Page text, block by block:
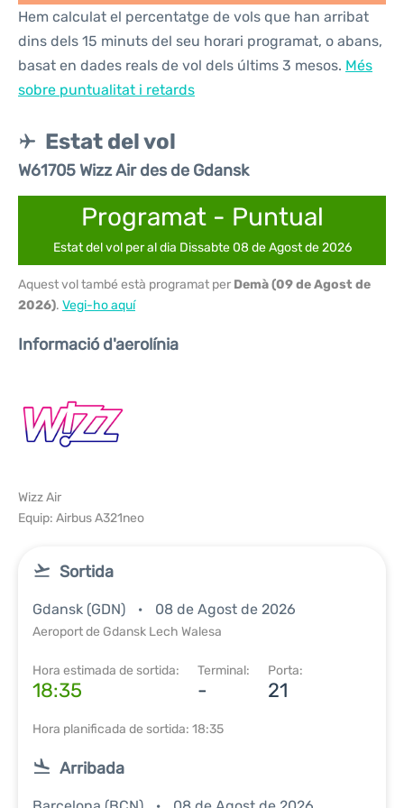
Hem calculat el percentatge de vols que han arribat
dins dels 15 minuts del seu horari programat, o abans,
basat en dades reals de vol dels últims 3 mesos. Més
sobre puntualitat i retards
Estat del vol
W61705 Wizz Air des de Gdansk
Programat - Puntual
Estat del vol per al dia Dissabte 08 de Agost de 2026
Aquest vol també està programat per Demà (09 de Agost de
2026). Vegi-ho aquí
Informació d'aerolínia
Wizz Air
Equip: Airbus A321neo
Sortida
Gdansk (GDN) 08 de Agost de 2026
Aeroport de Gdansk Lech Walesa
Hora estimada de sortida:
18:35
Terminal:
-
Porta:
21
Hora planificada de sortida: 18:35
Arribada